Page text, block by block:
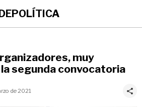
muy
segunda convocatoria
de 2021